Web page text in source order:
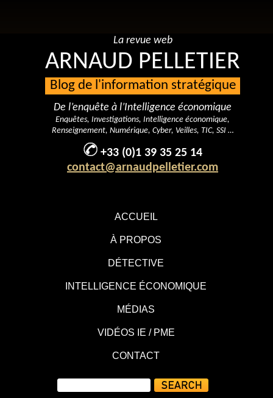
ACCUEIL
À PROPOS
DÉTECTIVE
INTELLIGENCE ÉCONOMIQUE
MÉDIAS
VIDÉOS IE / PME
CONTACT
La revue web
ARNAUD PELLETIER
Blog de l'information stratégique
De l’enquête à l’Intelligence économique
Enquêtes, Investigations, Intelligence économique,
Renseignement, Numérique, Cyber, Veilles, TIC, SSI …
+33 (0)1 39 35 25 14
contact@arnaudpelletier.com